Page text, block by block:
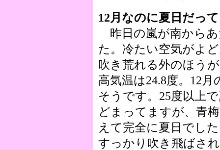
12月なのに夏日だって
昨日の嵐が南から
た。冷たい空気がよ
吹き荒れる外のほう
高気温は24.8度。12
そうです。25度以上
どまってますが、青
えて完全に夏日でし
すっかり吹き飛ばさ